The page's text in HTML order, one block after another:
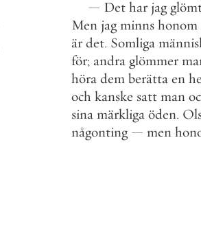
— Det har jag
Men jag minns honom
är det. Somliga
för; andra glömmer
höra dem berätta en
och kanske satt man
sina märkliga öden.
någonting — men